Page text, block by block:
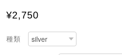
¥2,750
種類